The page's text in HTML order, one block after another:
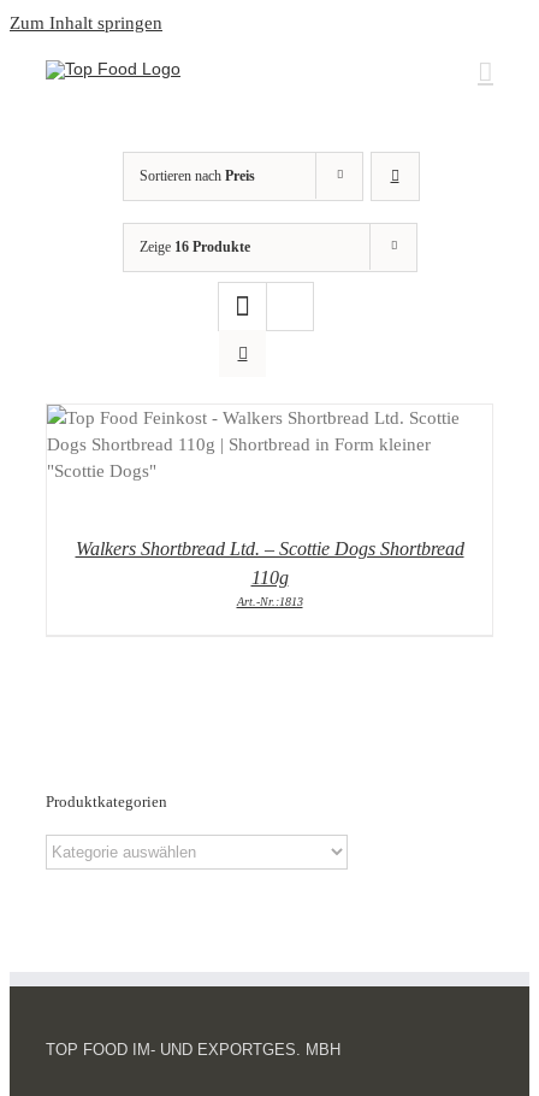
Zum Inhalt springen
Sortieren nach Preis
Zeige 16 Produkte
Walkers Shortbread Ltd. – Scottie Dogs Shortbread
110g
Art.-Nr.:1813
Produktkategorien
TOP FOOD IM- UND EXPORTGES. MBH